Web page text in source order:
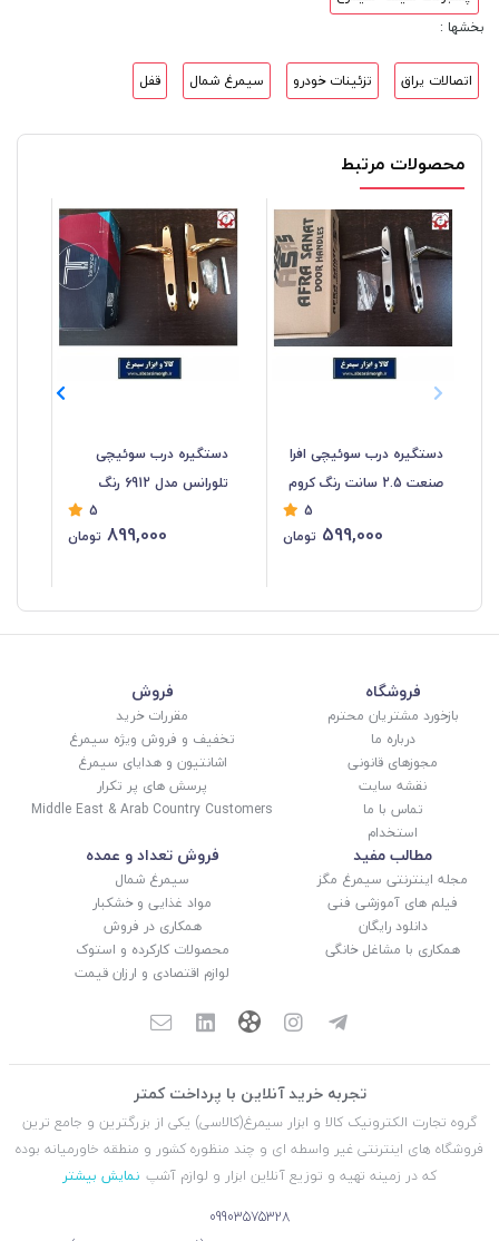
بخشها :
اتصالات یراق تزئینات خودرو سیمرغ شمال قفل
محصولات مرتبط
دستگیره درب سوئیچی افرا
صنعت 2.5 سانت رنگ کروم
5
599,000 تومان
دستگیره درب سوئیچی
تلورانس مدل 6912 رنگ
5
899,000 تومان
فروشگاه
بازخورد مشتریان محترم
درباره ما
مجوزهای قانونی
نقشه سایت
تماس با ما
استخدام
فروش
مقررات خرید
تخفیف و فروش ویژه سیمرغ
اشانتیون و هدایای سیمرغ
پرسش های پر تکرار
Middle East & Arab Country Customers
مطالب مفید
مجله اینترنتی سیمرغ مگز
فیلم های آموزشی فنی
دانلود رایگان
همکاری با مشاغل خانگی
فروش تعداد و عمده
سیمرغ شمال
مواد غذایی و خشکبار
همکاری در فروش
محصولات کارکرده و استوک
لوازم اقتصادی و ارزان قیمت
تجربه خرید آنلاین با پرداخت کمتر
گروه تجارت الکترونیک کالا و ابزار سیمرغ(کالاسی) یکی از بزرگترین و جامع ترین
فروشگاه های اینترنتی غیر واسطه ای و چند منظوره کشور و منطقه خاورمیانه بوده
که در زمینه تهیه و توزیع آنلاین ابزار و لوازم آشپ نمایش بیشتر
09903575328